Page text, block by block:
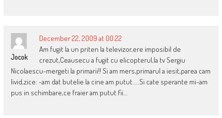
Jocok
December 22, 2009 at 00:22
Am fugit la un priten la televizor,ere imposibil de
crezut,Ceausecu a fugit cu elicopterul,la tv Sergiu
Nicolaescu-mergeti la primarii!! Si am mers,primarul a iesit,parea cam
livid,zice: -am dat butelie la cine am putut…..Si cate sperante mi-am
pus in schimbare,ce fraier am putut fii…